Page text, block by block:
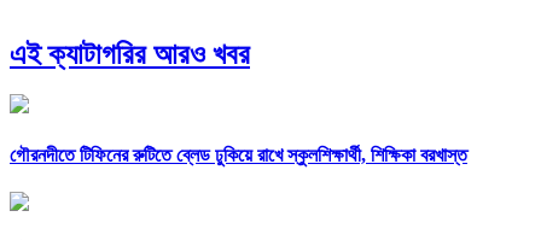
এই ক্যাটাগরির আরও খবর
গৌরনদীতে টিফিনের রুটিতে ব্লেড ঢুকিয়ে রাখে স্কুলশিক্ষার্থী, শিক্ষিকা বরখাস্ত